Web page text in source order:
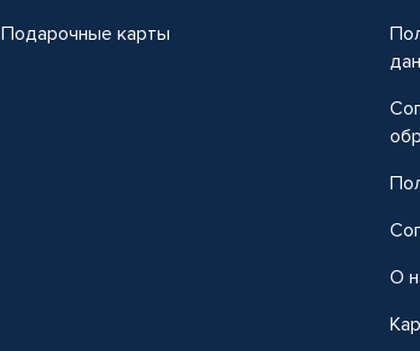
Подарочные карты
О